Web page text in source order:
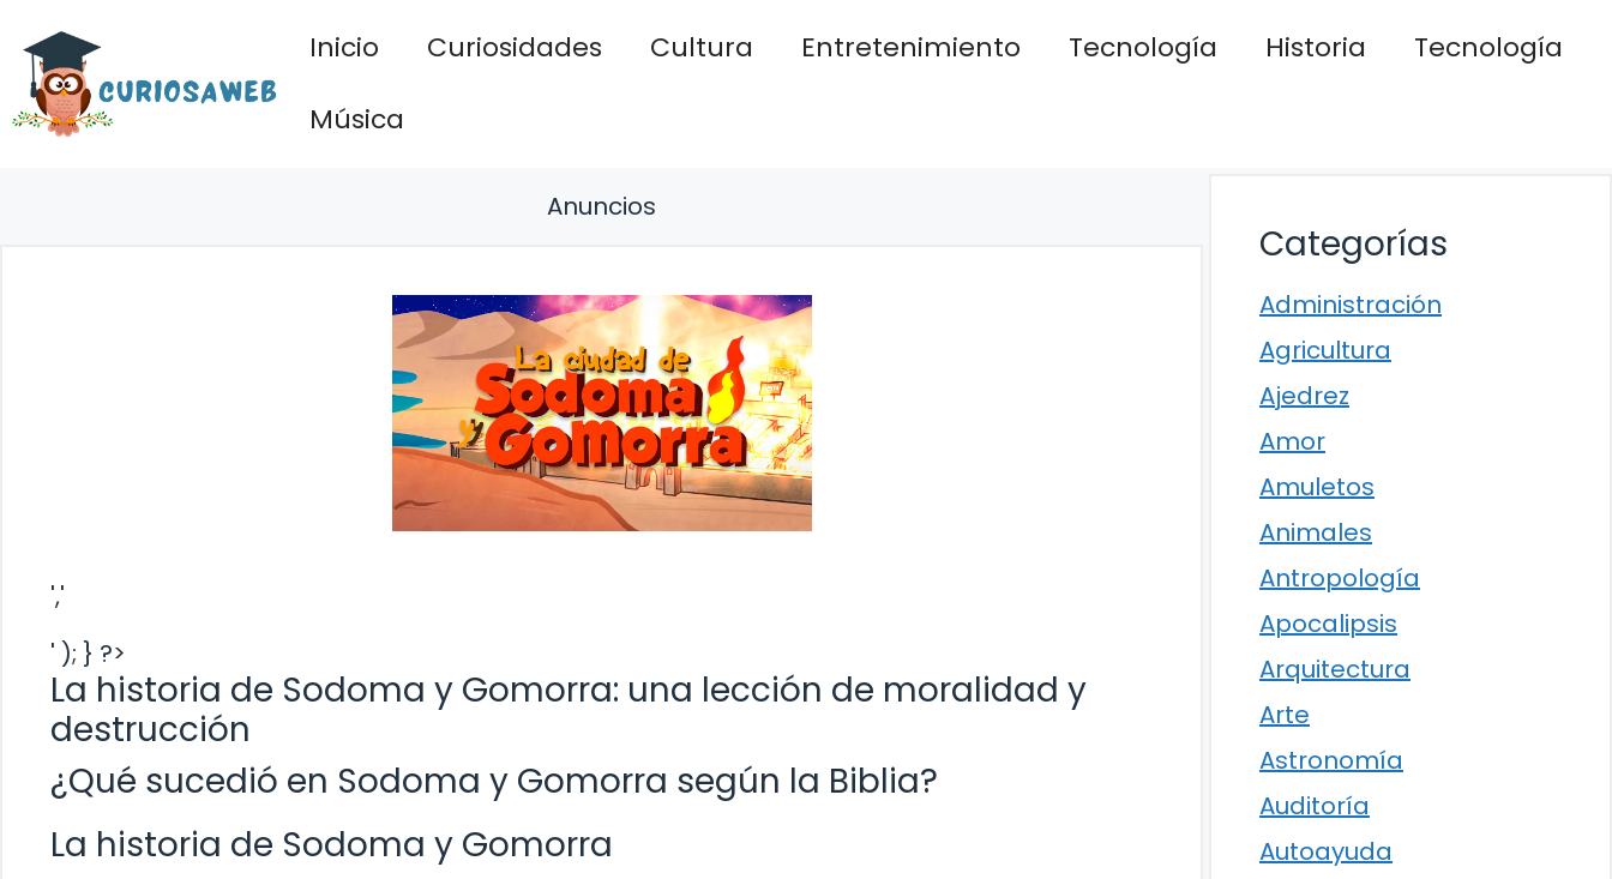
contenido
Inicio Curiosidades Cultura Entretenimiento Tecnología Historia
Tecnología
Música
Anuncios
','
' ); } ?>
La historia de Sodoma y Gomorra: una lección de moralidad y
destrucción
¿Qué sucedió en Sodoma y Gomorra según la Biblia?
La historia de Sodoma y Gomorra
Categorías
Administración
Agricultura
Ajedrez
Amor
Amuletos
Animales
Antropología
Apocalipsis
Arquitectura
Arte
Astronomía
Auditoría
Autoayuda